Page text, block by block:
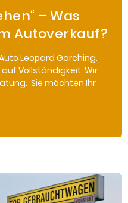
– Was
Autoverkauf?
Leopard Garching.
Vollständigkeit. Wir
Sie möchten Ihr